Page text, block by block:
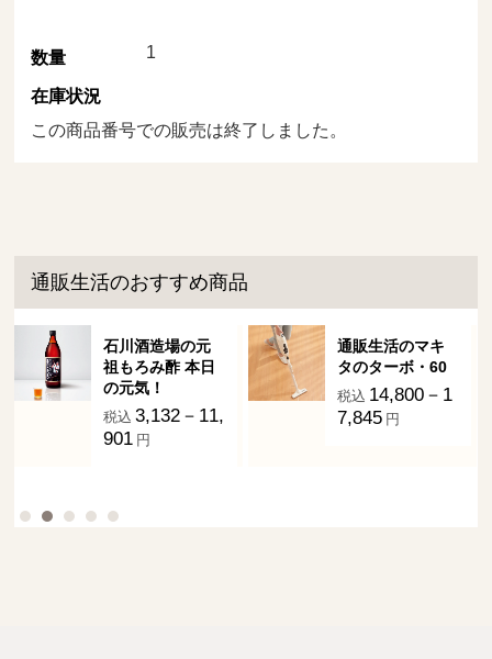
数量 1
在庫状況
この商品番号での販売は終了しました。
通販生活のおすすめ商品
石川酒造場の元
祖もろみ酢 本日
の元気！
税込 3,132－11,
901 円
通販生活のマキ
タのターボ・60
税込 14,800－1
7,845 円